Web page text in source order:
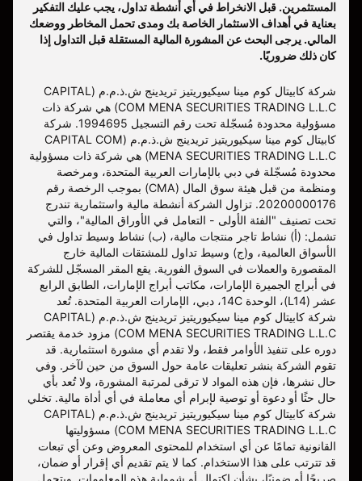
المستثمرين. قبل الانخراط في أي أنشطة تداول، يجب عليك التفكير
بعناية في أهداف الاستثمار الخاصة بك ومدى تحمل المخاطر ووضعك
المالي. يرجى البحث عن المشورة المالية المستقلة قبل التداول إذا
كان ذلك ضروريًا.
شركة كابيتال كوم مينا سيكيوريتيز تريدينج ش.ذ.م.م (CAPITAL
COM MENA SECURITIES TRADING L.L.C) هي شركة ذات
مسؤولية محدودة مُسجّلة تحت رقم التسجيل 1994695. شركة
كابيتال كوم مينا سيكيوريتيز تريدينج ش.ذ.م.م (CAPITAL COM
MENA SECURITIES TRADING L.L.C) هي شركة ذات مسؤولية
محدودة مُسجّلة في دبي بالإمارات العربية المتحدة، ومرخصة
ومنظمة من قبل هيئة سوق المال (CMA) بموجب الرخصة رقم
20200000176. تزاول الشركة أنشطة مالية واستثمارية تندرج
تحت تصنيف "الفئة الأولى - التعامل في الأوراق المالية"، والتي
تشمل: (أ) نشاط تاجر منتجات مالية، (ب) نشاط وسيط تداول في
الأسواق العالمية، و(ج) وسيط تداول للمشتقات المالية خارج
المقصورة والعملات في السوق الفورية. يقع المقر المسجّل للشركة
في أبراج الجميرة الإمارات، مكاتب أبراج الإمارات، الطابق الرابع
عشر (L14)، الوحدة 14C، دبي، الإمارات العربية المتحدة. تُعد
شركة كابيتال كوم مينا سيكيوريتيز تريدينج ش.ذ.م.م (CAPITAL
COM MENA SECURITIES TRADING L.L.C) مزود خدمة يقتصر
دوره على تنفيذ الأوامر فقط، ولا تقدم أي مشورة استثمارية. قد
تقوم الشركة بنشر تعليقات عامة حول السوق من حين لآخر. وفي
حال نشرها، فإن هذه المواد لا ترقى لمرتبة المشورة، ولا تُعد بأي
حال حثًا أو دعوة أو توصية لإبرام أي معاملة في أي أداة مالية. تخلي
شركة كابيتال كوم مينا سيكيوريتيز تريدينج ش.ذ.م.م (CAPITAL
COM MENA SECURITIES TRADING L.L.C) مسؤوليتها
القانونية تمامًا عن أي استخدام للمحتوى المعروض وعن أي تبعات
قد تترتب على هذا الاستخدام. كما لا يتم تقديم أي إقرار أو ضمان،